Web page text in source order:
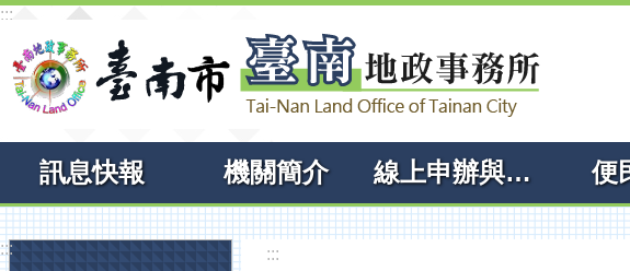
跳到主要內容區塊
:::
訊息快報 機關簡介 線上申辦與查詢 便
::: :::